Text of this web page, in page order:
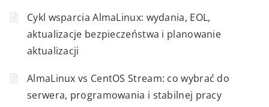
Cykl wsparcia AlmaLinux: wydania, EOL,
aktualizacje bezpieczeństwa i planowanie
aktualizacji
AlmaLinux vs CentOS Stream: co wybrać do
serwera, programowania i stabilnej pracy